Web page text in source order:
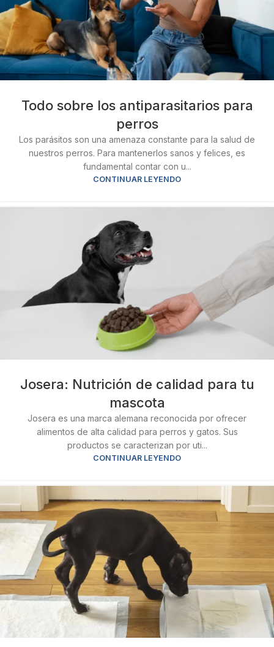
Todo sobre los antiparasitarios para
perros
Los parásitos son una amenaza constante para la salud de
nuestros perros. Para mantenerlos sanos y felices, es
fundamental contar con u...
CONTINUAR LEYENDO
Josera: Nutrición de calidad para tu
mascota
Josera es una marca alemana reconocida por ofrecer
alimentos de alta calidad para perros y gatos. Sus
productos se caracterizan por uti...
CONTINUAR LEYENDO